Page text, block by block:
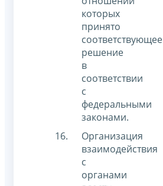
которых
принято
соответствующее
решение
в
соответствии
с
федеральными
законами.
Организация
взаимодействия
с
органами